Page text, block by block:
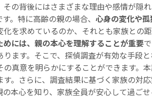
の背後にはさまざまな理由や感情が隠
。特に高齢の親の場合、 心身の変化や
を求めているのか、それとも家族との
には、親の本心を理解することが重要
ます。そこで、探偵調査が有効な手段
真意を明らかにすることができます。本
す。さらに、調査結果に基づく家族の
本心を知り、家族全員が安心して過ご